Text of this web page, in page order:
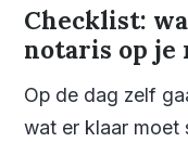
Checklist:
notaris op je
Op de dag zelf
wat er klaar moet